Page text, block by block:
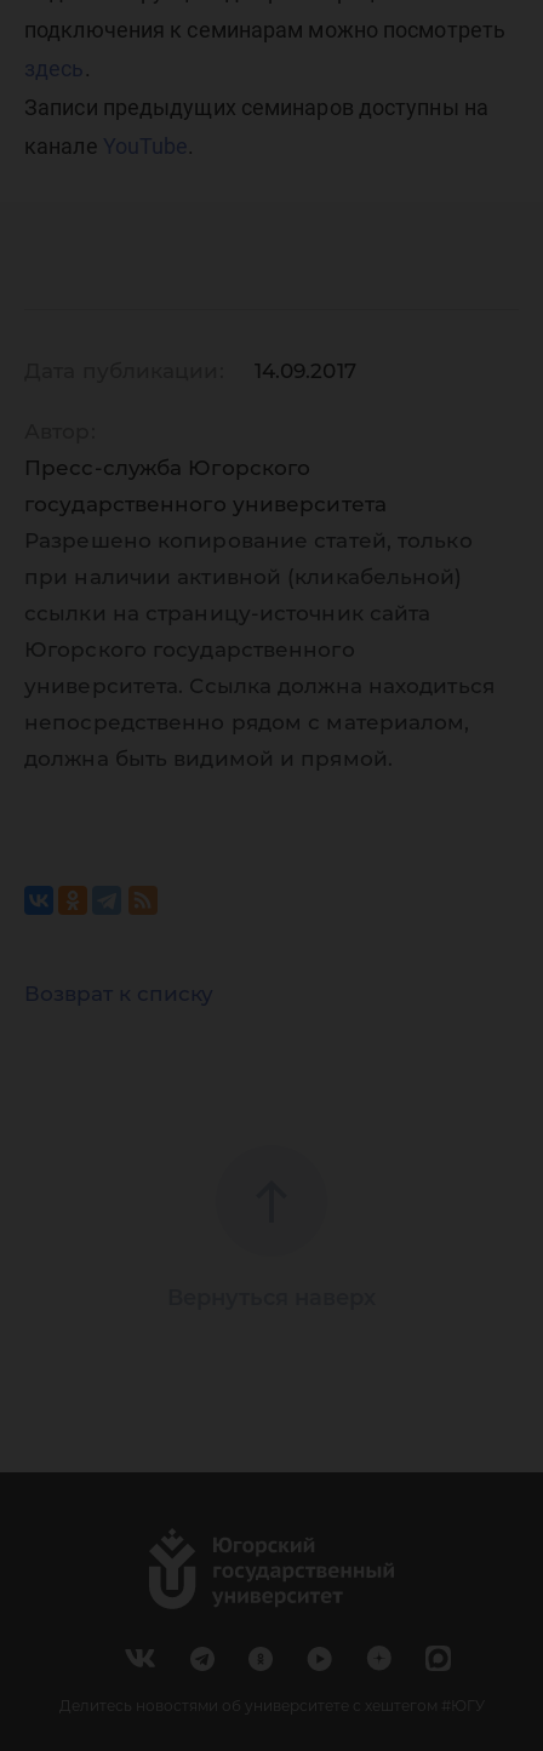
подключения к семинарам можно посмотреть
здесь .
Записи предыдущих семинаров доступны на
канале YouTube.
14.09.2017
Пресс-служба Югорского
государственного университета
Разрешено копирование статей, только
при наличии активной (кликабельной)
ссылки на страницу-источник сайта
Югорского государственного
университета. Ссылка должна находиться
непосредственно рядом с материалом,
должна быть видимой и прямой.
Возврат к списку
Делитесь новостями об университете с хештегом #ЮГУ